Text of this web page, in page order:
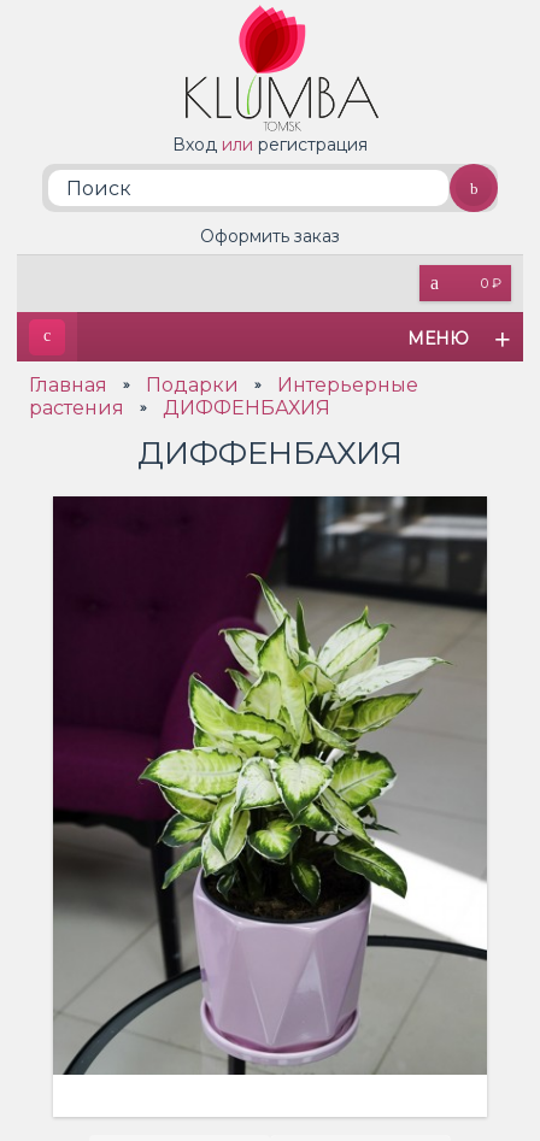
Вход или регистрация
0 ₽
Оформить заказ
МЕНЮ
Главная » Подарки »
Интерьерные
растения
» ДИФФЕНБАХИЯ
ДИФФЕНБАХИЯ